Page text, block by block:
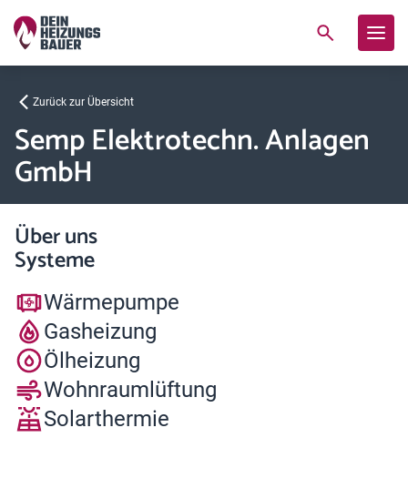
Zurück zur Übersicht
Semp Elektrotechn. Anlagen
GmbH
Über uns
Systeme
Wärmepumpe
Gasheizung
Ölheizung
Wohnraumlüftung
Solarthermie